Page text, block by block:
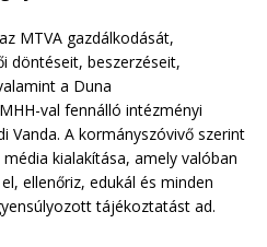
MTVA gazdálkodását,
döntéseit, beszerzéseit,
a Duna
val fennálló intézményi
Vanda. A kormányszóvivő szerint
kialakítása, amely valóban
ellenőriz, edukál és minden
tájékoztatást ad.